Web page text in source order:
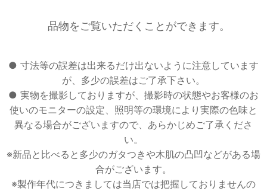
品物をご覧いただくことができます。
● 寸法等の誤差は出来るだけ出ないように注意しています
が、多少の誤差はご了承下さい。
● 実物を撮影しておりますが、撮影時の状態やお客様のお
使いのモニターの設定、照明等の環境により実際の色味と
異なる場合がございますので、あらかじめご了承くださ
い。
※新品と比べると多少のガタつきや木肌の凸凹などがある場
合がございます。
※製作年代につきましては当店では把握しておりませんの